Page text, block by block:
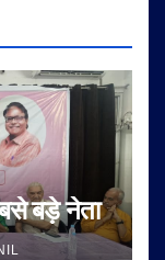
बड़े नेता